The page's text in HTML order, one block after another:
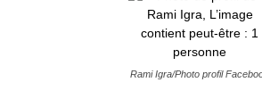
Rami Igra/Photo profil